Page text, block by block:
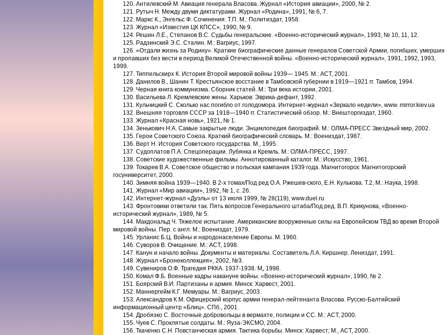
120. Антилевский М. Авиация генерала Власова. Журнал «История авиации», 2000, № 2.
121. Рутыч Н. Между двумя диктатурами. Журнал «Родина», 1991, № 6, 7.
122. Маркс К., Энгельс Ф. Сочинения. Т.П. М.: Политиздат, 1958.
123. Журнал «Известия ЦК КПСС», 1990, № 9.
124. Решин Л.Е., Степанов B.C. Судьбы генеральские. «Военно-исторический журнал», 1993, № 10, 11, 12.
125. Радзинский Э.С. Сталин. М.: Вагриус, 1997.
126. «Отдали жизнь за Родину». Краткие биографические данные генералов Советской Армии, погибших, умерших
и пропавших без вести в период Великой Отечественной войны. «Военно-исторический журнал», 1991, 1992, 1993,
1999.
127. Типпельскирх К. История Второй мировой войны 1939— 1945. М.: ACT, 2001.
128. Данилов В., Шанин Т. Крестьянское восстание в Тамбовской губернии в 1919—1921 гг. Тамбов, 1994.
129. Черная книга коммунизма. Сборник статей. М.: Три века истории, 2001.
130. Васильева Л. Кремлевские жены. Харьков: Эврика-дефант, 1992.
131. Кульчицкий С. Сколько нас погибло от голодомора. Интернет-журнал «Зеркало недели», www. mirror.kiev.ua
132. Внешняя торговля СССР за 1918—1940 гг. Статистический обзор. М.: Внешторгиздат, 1960.
133. Журнал «Красная новь», 1921, № 1.
134. Зенькович Н.А. Самые закрытые люди. Энциклопедия биографий. М.: ОЛМА-ПРЕСС Звездный мир, 2002.
135. Герои Советского Союза. Краткий биографический словарь. М.: Воениздат, 1987.
136. Верт Н. История Советского государства. М., 1995.
137. Судоплатов П.А. Спецоперации. Лубянка и Кремль. М.: ОЛМА-ПРЕСС, 1997.
138. Советские художественные фильмы. Аннотированный каталог. М.: Искусство, 1961.
139. Токарев В.А. Советское общество и польская кампания 1939 года. Магнитогорск: Магнитогорский
госуниверситет, 2000.
140. Зимняя война 1939—1940. В 2-х томах/Под ред О.А. Ржешев-ского, Е.Н. Кулькова. Т.2, М.: Наука, 1998.
141. Журнал «Мир авиации», 1992, № 1, с. 26.
142. Интернет-журнал «Дуэль» от 13 июля 1999, № 28(119), www.duel.ru
143. Фронтовики ответили так. Пять вопросов Генерального штаба/Под ред. В.П. Крикунова, «Военно-
исторический журнал», 1989, № 5.
144. Макдональд Ч. Тяжелое испытание. Американские вооруженные силы на Европейском ТВД во время Второй
мировой войны. Пер. с англ. М.: Воениздат, 1979.
145. Урланис Б.Ц. Войны и народонаселение Европы. М. 1960.
146. Суворов В. Очищение. М.: ACT, 1998.
147. Канун и начало войны. Документы и материалы. Составитель Л.А. Киршнер. Лениздат, 1991.
148. Журнал «Бронеколлекция», 2002, №3.
149. Сувениров О.Ф. Трагедия РККА. 1937-1938. М„ 1998.
150. Комал Ф.Б. Военные кадры накануне войны. «Военно-исторический журнал», 1990, № 2.
151. Боярский В.И. Партизаны и армия. Минск: Харвест, 2001.
152. Маннергейм К.Г. Мемуары. М.: Вагриус, 2003.
153. Александров К.М. Офицерский корпус армии генерал-лейтенанта Власова. Русско-Балтийский
информационный центр «Блиц». СПб., 2001.
154. Дробязко С. Восточные добровольцы в вермахте, полиции и СС. М.: ACT, 2000.
155. Чуев С. Проклятые солдаты. М.: Яуза-ЭКСМО, 2004.
156. Ткаченко С.Н. Повстанческая армия. Тактика борьбы. Минск: Харвест; М., ACT, 2000.